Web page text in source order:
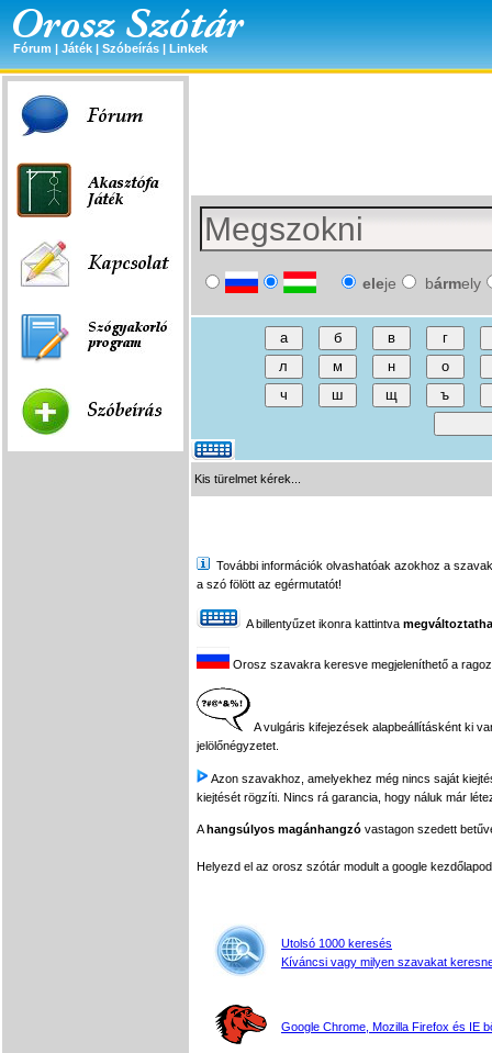
Fórum | Játék | Szóbeírás | Linkek
eleje bármely
Kis türelmet kérek...
További információk olvashatóak azokhoz a
a szó fölött az egérmutatót!
A billentyűzet ikonra kattintva
Orosz szavakra keresve megjeleníthető a
A vulgáris kifejezések alapbeállításként ki
jelölőnégyzetet.
Azon szavakhoz, amelyekhez még nincs saját
kiejtését rögzíti. Nincs rá garancia, hogy náluk már
Ahangsúlyos magánhangzó vastagon szedett
Helyezd el az orosz szótár modult a google
Utolsó 1000 keresés
Kíváncsi vagy milyen szavakat
Google Chrome, Mozilla Firefox és IE